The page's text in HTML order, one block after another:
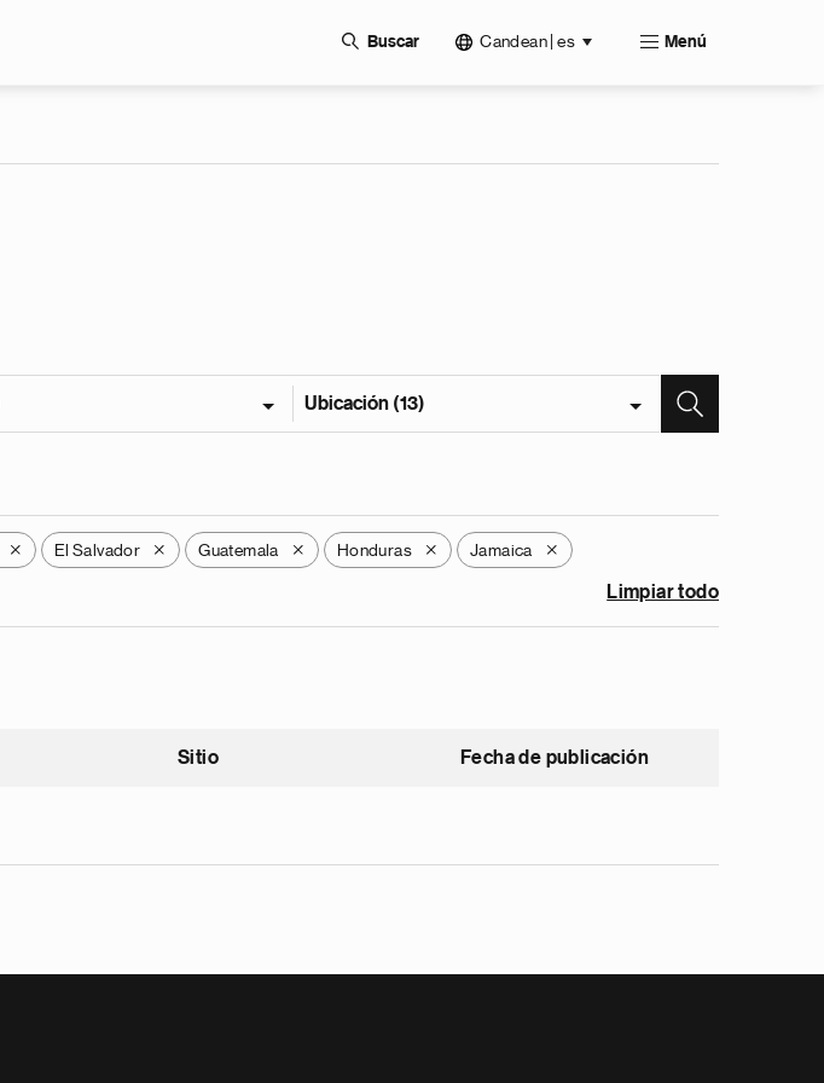
Buscar Candean | es Menú
Ubicación (13)
X El Salvador X Guatemala X Honduras X Jamaica X
Limpiar todo
Sitio Fecha de publicación